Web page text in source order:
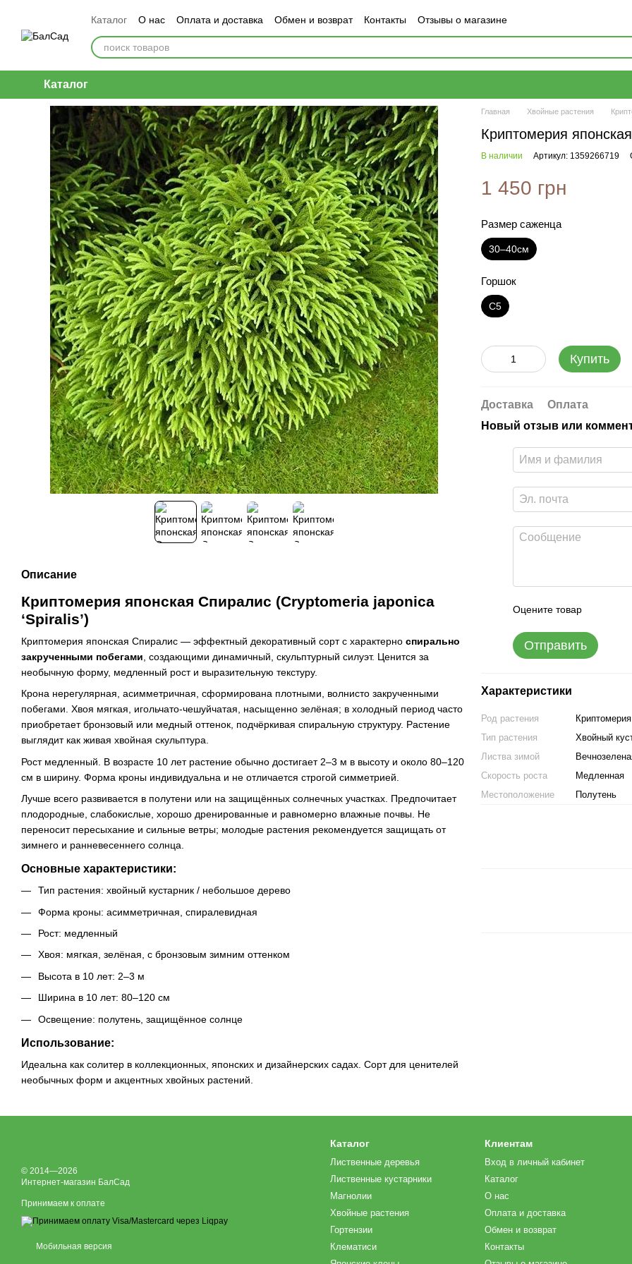
Каталог О нас Оплата и доставка Обмен и возврат Контакты Отзывы о магазине
Каталог
Описание
Криптомерия японская Спиралис (Cryptomeria japonica
‘Spiralis’)
Криптомерия японская Спиралис — эффектный декоративный сорт с характерно спирально
закрученными побегами , создающими динамичный, скульптурный силуэт. Ценится за
необычную форму, медленный рост и выразительную текстуру.
Крона нерегулярная, асимметричная, сформирована плотными, волнисто закрученными
побегами. Хвоя мягкая, игольчато-чешуйчатая, насыщенно зелёная; в холодный период часто
приобретает бронзовый или медный оттенок, подчёркивая спиральную структуру. Растение
выглядит как живая хвойная скульптура.
Рост медленный. В возрасте 10 лет растение обычно достигает 2–3 м в высоту и около 80–120
см в ширину. Форма кроны индивидуальна и не отличается строгой симметрией.
Лучше всего развивается в полутени или на защищённых солнечных участках. Предпочитает
плодородные, слабокислые, хорошо дренированные и равномерно влажные почвы. Не
переносит пересыхание и сильные ветры; молодые растения рекомендуется защищать от
зимнего и ранневесеннего солнца.
Основные характеристики:
Тип растения: хвойный кустарник / небольшое дерево
Форма кроны: асимметричная, спиралевидная
Рост: медленный
Хвоя: мягкая, зелёная, с бронзовым зимним оттенком
Высота в 10 лет: 2–3 м
Ширина в 10 лет: 80–120 см
Освещение: полутень, защищённое солнце
Использование:
Идеальна как солитер в коллекционных, японских и дизайнерских садах. Сорт для ценителей
необычных форм и акцентных хвойных растений.
Главная Хвойные растения
Криптомерия
В наличии Артикул: 1359266719
1 450 грн
Размер саженца
30–40см
Горшок
С5
Купить
Доставка
Оплата
Новый отзыв или
Оцените товар
Отправить
Характеристики
Род растения
Криптомерия
Тип растения
Хвойный
Листва зимой
Скорость роста
Медленная
Местоположение
Полутень
© 2014—2026
Интернет-магазин БалСад
Принимаем к оплате
Мобильная версия
Каталог
Лиственные деревья
Лиственные кустарники
Магнолии
Хвойные растения
Гортензии
Клематиси
Клиентам
Вход в личный кабинет
Каталог
О нас
Оплата и доставка
Обмен и возврат
Контакты